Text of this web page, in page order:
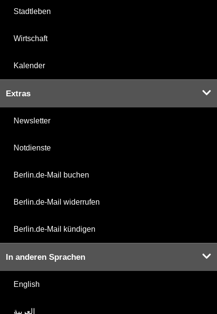
Stadtleben
Wirtschaft
Kalender
Extras
Newsletter
Notdienste
Berlin.de-Mail buchen
Berlin.de-Mail widerrufen
Berlin.de-Mail kündigen
In anderen Sprachen
English
العربية